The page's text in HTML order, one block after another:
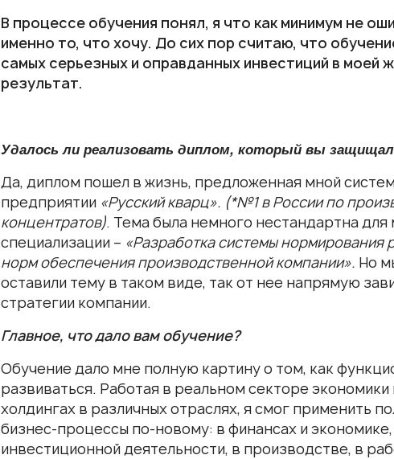
В процессе обучения понял, я что как минимум не
именно то, что хочу. До сих пор считаю, что
самых серьезных и оправданных инвестиций в моей
результат.
Удалось ли реализовать диплом, который вы
Да, диплом пошел в жизнь, предложенная мной
предприятии «Русский кварц». (*№1 в России по
концентратов). Тема была немного нестандартна для
специализации – «Разработка системы нормирования
норм обеспечения производственной компании». Но
оставили тему в таком виде, так от нее напрямую
стратегии компании.
Главное, что дало вам обучение?
Обучение дало мне полную картину о том, как
развиваться. Работая в реальном секторе
холдингах в различных отраслях, я смог применить
бизнес-процессы по-новому: в финансах и
инвестиционной деятельности, в производстве, в